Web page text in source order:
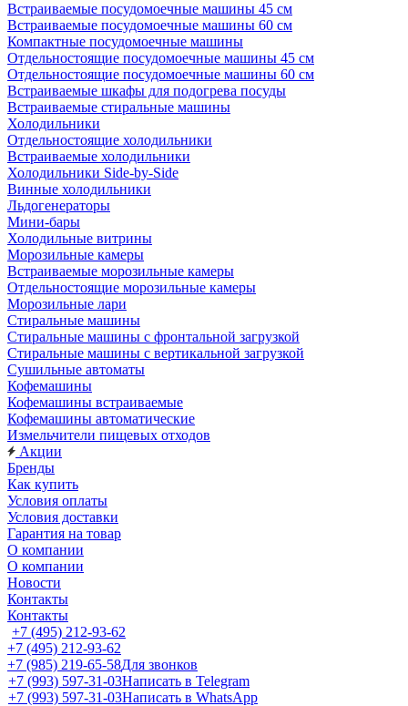
Встраиваемые посудомоечные машины 45 см
Встраиваемые посудомоечные машины 60 см
Компактные посудомоечные машины
Отдельностоящие посудомоечные машины 45 см
Отдельностоящие посудомоечные машины 60 см
Встраиваемые шкафы для подогрева посуды
Встраиваемые стиральные машины
Холодильники
Отдельностоящие холодильники
Встраиваемые холодильники
Холодильники Side-by-Side
Винные холодильники
Льдогенераторы
Мини-бары
Холодильные витрины
Морозильные камеры
Встраиваемые морозильные камеры
Отдельностоящие морозильные камеры
Морозильные лари
Стиральные машины
Стиральные машины с фронтальной загрузкой
Стиральные машины с вертикальной загрузкой
Сушильные автоматы
Кофемашины
Кофемашины встраиваемые
Кофемашины автоматические
Измельчители пищевых отходов
Акции
Бренды
Как купить
Условия оплаты
Условия доставки
Гарантия на товар
О компании
О компании
Новости
Контакты
Контакты
+7 (495) 212-93-62
+7 (495) 212-93-62
+7 (985) 219-65-58Для звонков
+7 (993) 597-31-03Написать в Telegram
+7 (993) 597-31-03Написать в WhatsApp